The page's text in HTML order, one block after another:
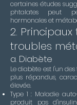
certaines études
phtalates peut
hormonales et
2.
troubles
a. Diabète
Le diabète est l'un
plus répandus,
élevée.
Type 1 : Maladie
produit pas